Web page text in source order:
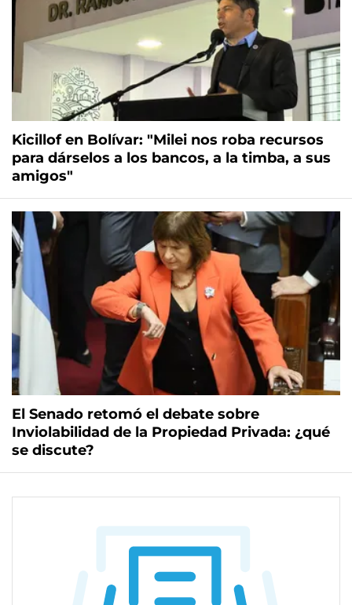
Kicillof en Bolívar: "Milei nos roba recursos
para dárselos a los bancos, a la timba, a sus
amigos"
El Senado retomó el debate sobre
Inviolabilidad de la Propiedad Privada: ¿qué
se discute?